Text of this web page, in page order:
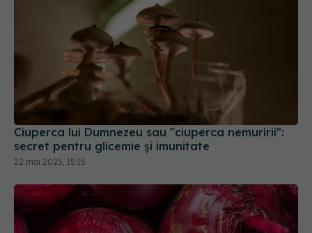
Ciuperca lui Dumnezeu sau "ciuperca nemuririi":
secret pentru glicemie și imunitate
22 mai 2025, 15:15